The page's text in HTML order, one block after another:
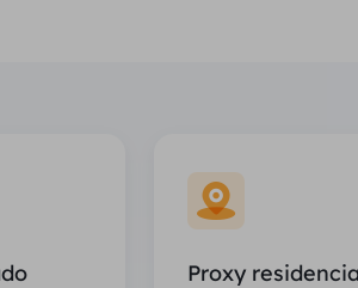
Proxy